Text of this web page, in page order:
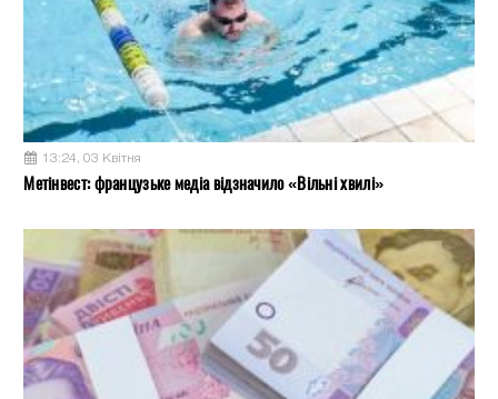
13:24, 03 Квітня
Метінвест: французьке медіа відзначило «Вільні хвилі»